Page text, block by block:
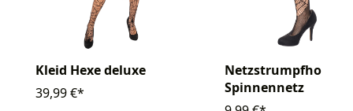
Kleid Hexe deluxe
39,99 €*
Netzstrumpfhose
Spinnennetz